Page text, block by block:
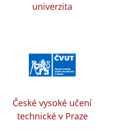
univerzita
České vysoké učení
technické v Praze